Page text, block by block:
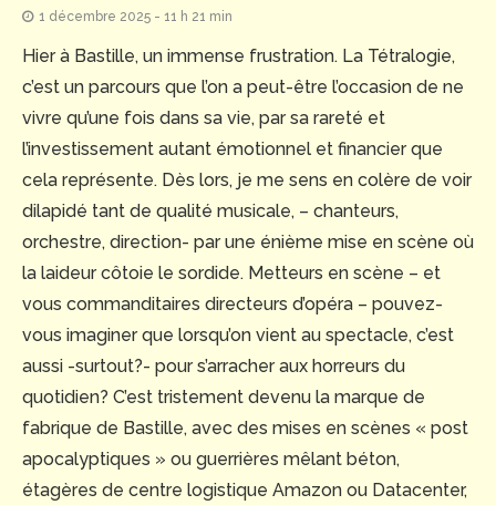
1 décembre 2025 - 11 h 21 min
Hier à Bastille, un immense frustration. La Tétralogie,
c’est un parcours que l’on a peut-être l’occasion de ne
vivre qu’une fois dans sa vie, par sa rareté et
l’investissement autant émotionnel et financier que
cela représente. Dès lors, je me sens en colère de voir
dilapidé tant de qualité musicale, – chanteurs,
orchestre, direction- par une énième mise en scène où
la laideur côtoie le sordide. Metteurs en scène – et
vous commanditaires directeurs d’opéra – pouvez-
vous imaginer que lorsqu’on vient au spectacle, c’est
aussi -surtout?- pour s’arracher aux horreurs du
quotidien? C’est tristement devenu la marque de
fabrique de Bastille, avec des mises en scènes « post
apocalyptiques » ou guerrières mêlant béton,
étagères de centre logistique Amazon ou Datacenter,